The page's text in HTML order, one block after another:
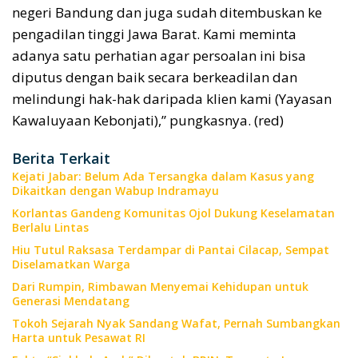
negeri Bandung dan juga sudah ditembuskan ke
pengadilan tinggi Jawa Barat. Kami meminta
adanya satu perhatian agar persoalan ini bisa
diputus dengan baik secara berkeadilan dan
melindungi hak-hak daripada klien kami (Yayasan
Kawaluyaan Kebonjati),” pungkasnya. (red)
Berita Terkait
Kejati Jabar: Belum Ada Tersangka dalam Kasus yang
Dikaitkan dengan Wabup Indramayu
Korlantas Gandeng Komunitas Ojol Dukung Keselamatan
Berlalu Lintas
Hiu Tutul Raksasa Terdampar di Pantai Cilacap, Sempat
Diselamatkan Warga
Dari Rumpin, Rimbawan Menyemai Kehidupan untuk
Generasi Mendatang
Tokoh Sejarah Nyak Sandang Wafat, Pernah Sumbangkan
Harta untuk Pesawat RI